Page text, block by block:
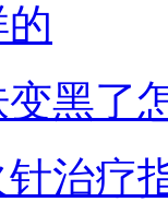
黑了
治疗